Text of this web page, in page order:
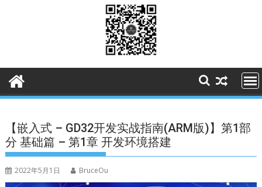
【嵌入式 – GD32开发实战指南(ARM版)】第1部
分 基础篇 – 第1章 开发环境搭建
2022年5月1日 BruceOu